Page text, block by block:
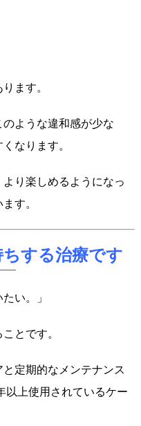
ます。
ような違和感が少な
なります。
り楽しめるようになっ
す。
する治療です
い。」
とです。
定期的なメンテナンス
以上使用されているケー